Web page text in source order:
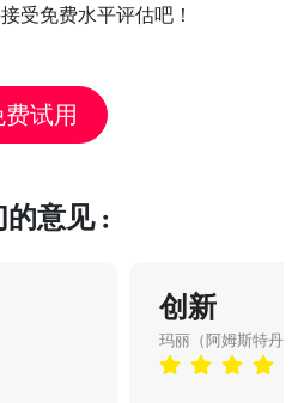
受免费水平评估吧！
费试用
意见 :
创新
玛丽（阿姆斯特丹